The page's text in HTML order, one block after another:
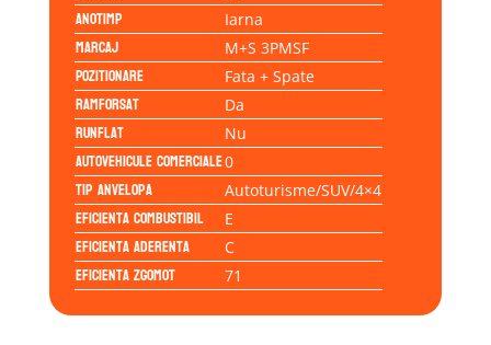
Anotimp Iarna
Marcaj M+S 3PMSF
Pozitionare Fata + Spate
Ramforsat Da
Runflat Nu
Autovehicule comerciale0
Tip anvelopa Autoturisme/SUV/4×4
Eficienta Combustibil E
Eficienta Aderenta C
Eficienta Zgomot 71